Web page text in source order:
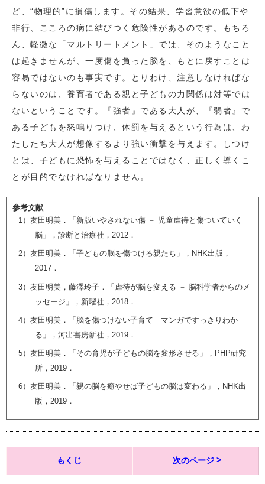
ど、“物理的”に損傷します。その結果、学習意欲の低下や
非行、こころの病に結びつく危険性があるのです。もちろ
ん、軽微な「マルトリートメント」では、そのようなこと
は起きませんが、一度傷を負った脳を、もとに戻すことは
容易ではないのも事実です。とりわけ、注意しなければな
らないのは、養育者である親と子どもの力関係は対等では
ないということです。『強者』である大人が、『弱者』で
ある子どもを怒鳴りつけ、体罰を与えるという行為は、わ
たしたち大人が想像するより強い衝撃を与えます。しつけ
とは、子どもに恐怖を与えることではなく、正しく導くこ
とが目的でなければなりません。
参考文献
1）友田明美．「新版いやされない傷 － 児童虐待と傷ついていく
脳」，診断と治療社，2012．
2）友田明美．「子どもの脳を傷つける親たち」，NHK出版，
2017．
3）友田明美，藤澤玲子．「虐待が脳を変える － 脳科学者からのメ
ッセージ」，新曜社，2018．
4）友田明美．「脳を傷つけない子育て マンガですっきりわか
る」，河出書房新社，2019．
5）友田明美．「その育児が子どもの脳を変形させる」，PHP研究
所，2019．
6）友田明美．「親の脳を癒やせば子どもの脳は変わる」，NHK出
版，2019．
もくじ 次のページ